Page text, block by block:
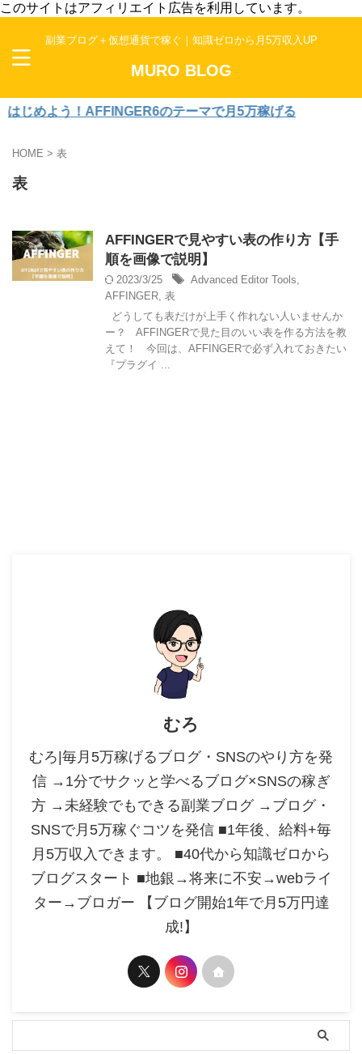
このサイトはアフィリエイト広告を利用しています。
副業ブログ＋仮想通貨で稼ぐ｜知識ゼロから月5万収入UP
MURO BLOG
じめよう！AFFINGER6のテーマで月5万稼げる
HOME > 表
表
AFFINGERで見やすい表の作り方【手
順を画像で説明】
2023/3/25 Advanced Editor Tools,
AFFINGER, 表
どうしても表だけが上手く作れない人いませんか
ー？ AFFINGERで見た目のいい表を作る方法を教
えて！ 今回は、AFFINGERで必ず入れておきたい
『プラグイ ...
むろ
むろ|毎月5万稼げるブログ・SNSのやり方を発
信 →1分でサクッと学べるブログ×SNSの稼ぎ
方 →未経験でもできる副業ブログ →ブログ・
SNSで月5万稼ぐコツを発信 ■1年後、給料+毎
月5万収入できます。 ■40代から知識ゼロから
ブログスタート ■地銀→将来に不安→webライ
ター→ブロガー 【ブログ開始1年で月5万円達
成!】